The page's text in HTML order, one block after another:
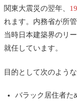
関東大震災の翌年、
れます。内務省が所
当時日本建築界のリ
就任しています。
目的として次のよう
バラック居住者た